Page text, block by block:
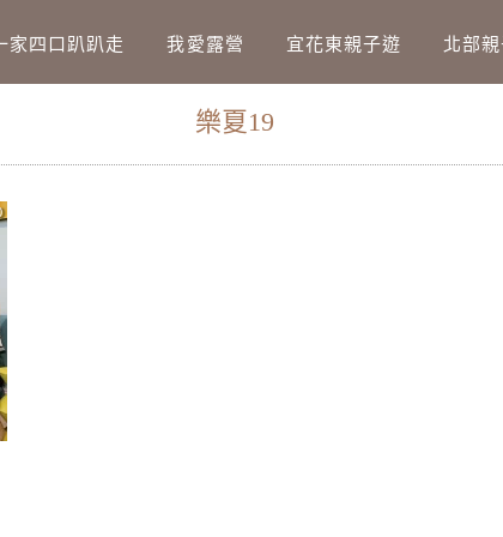
Menu
家四口趴趴走 我愛露營 宜花東親子遊 北部
樂夏19